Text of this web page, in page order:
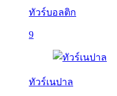
ทัวร์บอลติก
9
ทัวร์เนปาล